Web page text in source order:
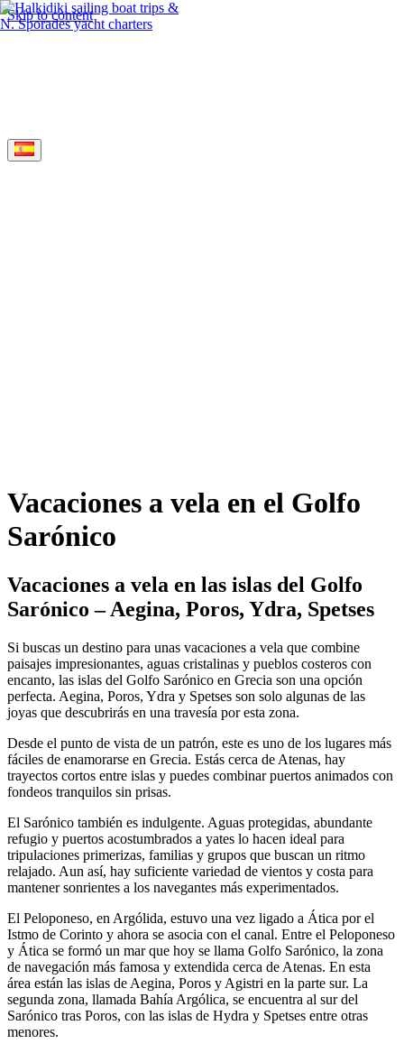
Skip to content
Vacaciones a vela en el Golfo
Sarónico
Vacaciones a vela en las islas del Golfo
Sarónico – Aegina, Poros, Ydra, Spetses
Si buscas un destino para unas vacaciones a vela que combine
paisajes impresionantes, aguas cristalinas y pueblos costeros con
encanto, las islas del Golfo Sarónico en Grecia son una opción
perfecta. Aegina, Poros, Ydra y Spetses son solo algunas de las
joyas que descubrirás en una travesía por esta zona.
Desde el punto de vista de un patrón, este es uno de los lugares más
fáciles de enamorarse en Grecia. Estás cerca de Atenas, hay
trayectos cortos entre islas y puedes combinar puertos animados con
fondeos tranquilos sin prisas.
El Sarónico también es indulgente. Aguas protegidas, abundante
refugio y puertos acostumbrados a yates lo hacen ideal para
tripulaciones primerizas, familias y grupos que buscan un ritmo
relajado. Aun así, hay suficiente variedad de vientos y costa para
mantener sonrientes a los navegantes más experimentados.
El Peloponeso, en Argólida, estuvo una vez ligado a Ática por el
Istmo de Corinto y ahora se asocia con el canal. Entre el Peloponeso
y Ática se formó un mar que hoy se llama Golfo Sarónico, la zona
de navegación más famosa y extendida cerca de Atenas. En esta
área están las islas de Aegina, Poros y Agistri en la parte sur. La
segunda zona, llamada Bahía Argólica, se encuentra al sur del
Sarónico tras Poros, con las islas de Hydra y Spetses entre otras
menores.